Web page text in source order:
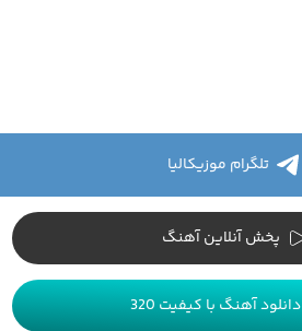
تلگرام موزیکالیا
پخش آنلاین آهنگ
دانلود آهنگ با کیفیت 320